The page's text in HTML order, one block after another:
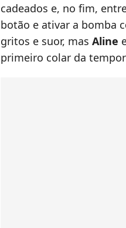
cadeados e, no fim,
botão e ativar a bomba
gritos e suor, mas Aline
primeiro colar da